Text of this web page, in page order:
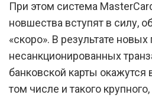
При этом система
новшества вступят в силу,
«скоро». В результате
несанкционированных
банковской карты окажутся
том числе и такого